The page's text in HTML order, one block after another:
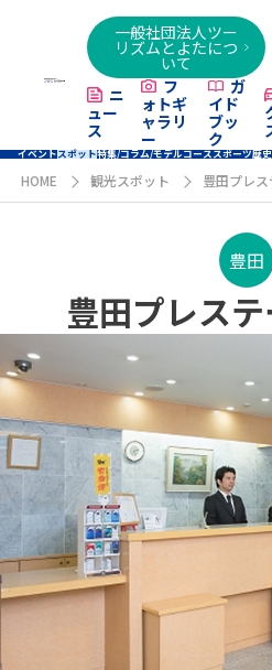
一般社団法人ツー
リズムとよたにつ
いて
ニ
ュー
ス
フ
ォトギ
ャラリ
ー
ガ
イド
ブッ
ク
イベントスポット特集/コラム/モデルコーススポーツ歴
HOME 観光スポット 豊田プレ
豊田
豊田プレス